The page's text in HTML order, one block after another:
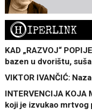
HIPERLINK
KAD „RAZVOJ“
bazen u dvorištu,
VIKTOR IVANČIĆ:
INTERVENCIJA KOJA
koji je izvukao